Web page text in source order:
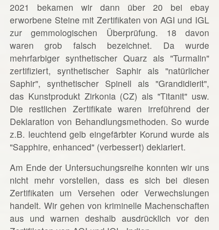
2021 bekamen wir dann über 20 bei ebay
erworbene Steine mit Zertifikaten von AGI und IGL
zur gemmologischen Überprüfung. 18 davon
waren grob falsch bezeichnet. Da wurde
mehrfarbiger synthetischer Quarz als "Turmalin"
zertifiziert, synthetischer Saphir als "natürlicher
Saphir", synthetischer Spinell als "Grandidierit",
das Kunstprodukt Zirkonia (CZ) als "Titanit" usw.
Die restlichen Zertifikate waren irreführend der
Deklaration von Behandlungsmethoden. So wurde
z.B. leuchtend gelb eingefärbter Korund wurde als
"Sapphire, enhanced" (verbessert) deklariert.
Am Ende der Untersuchungsreihe konnten wir uns
nicht mehr vorstellen, dass es sich bei diesen
Zertifikaten um Versehen oder Verwechslungen
handelt. Wir gehen von kriminelle Machenschaften
aus und warnen deshalb ausdrücklich vor den